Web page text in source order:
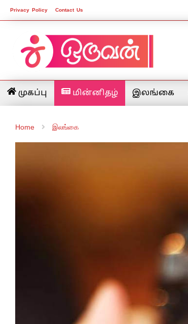
Privacy Policy Contact Us
முகப்பு மின்னிதழ் இலங்கை
Home இலங்கை